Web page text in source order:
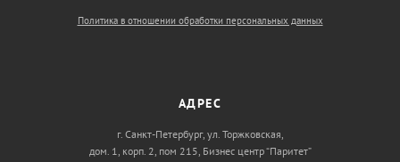
Политика в отношении обработки персональных данных
АДРЕС
г. Санкт-Петербург, ул. Торжковская,
дом. 1, корп. 2, пом 215, Бизнес центр “Паритет”